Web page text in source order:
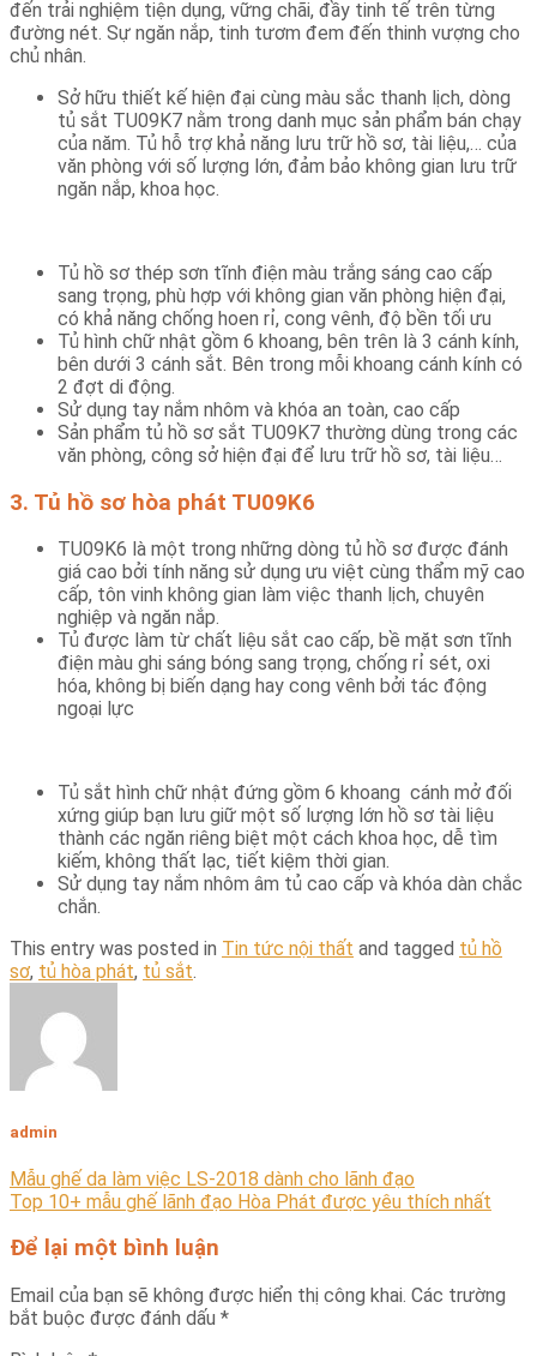
đến trải nghiệm tiện dụng, vững chãi, đầy tinh tế trên từng
đường nét. Sự ngăn nắp, tinh tươm đem đến thinh vượng cho
chủ nhân.
Sở hữu thiết kế hiện đại cùng màu sắc thanh lịch, dòng
tủ sắt TU09K7 nằm trong danh mục sản phẩm bán chạy
của năm. Tủ hỗ trợ khả năng lưu trữ hồ sơ, tài liệu,… của
văn phòng với số lượng lớn, đảm bảo không gian lưu trữ
ngăn nắp, khoa học.
Tủ hồ sơ thép sơn tĩnh điện màu trắng sáng cao cấp
sang trọng, phù hợp với không gian văn phòng hiện đại,
có khả năng chống hoen rỉ, cong vênh, độ bền tối ưu
Tủ hình chữ nhật gồm 6 khoang, bên trên là 3 cánh kính,
bên dưới 3 cánh sắt. Bên trong mỗi khoang cánh kính có
2 đợt di động.
Sử dụng tay nắm nhôm và khóa an toàn, cao cấp
Sản phẩm tủ hồ sơ sắt TU09K7 thường dùng trong các
văn phòng, công sở hiện đại để lưu trữ hồ sơ, tài liệu…
3. Tủ hồ sơ hòa phát TU09K6
TU09K6 là một trong những dòng tủ hồ sơ được đánh
giá cao bởi tính năng sử dụng ưu việt cùng thẩm mỹ cao
cấp, tôn vinh không gian làm việc thanh lịch, chuyên
nghiệp và ngăn nắp.
Tủ được làm từ chất liệu sắt cao cấp, bề mặt sơn tĩnh
điện màu ghi sáng bóng sang trọng, chống rỉ sét, oxi
hóa, không bị biến dạng hay cong vênh bởi tác động
ngoại lực
Tủ sắt hình chữ nhật đứng gồm 6 khoang cánh mở đối
xứng giúp bạn lưu giữ một số lượng lớn hồ sơ tài liệu
thành các ngăn riêng biệt một cách khoa học, dễ tìm
kiếm, không thất lạc, tiết kiệm thời gian.
Sử dụng tay nắm nhôm âm tủ cao cấp và khóa dàn chắc
chắn.
This entry was posted in Tin tức nội thất and tagged tủ hồ
sơ, tủ hòa phát, tủ sắt.
admin
Mẫu ghế da làm việc LS-2018 dành cho lãnh đạo
Top 10+ mẫu ghế lãnh đạo Hòa Phát được yêu thích nhất
Để lại một bình luận
Email của bạn sẽ không được hiển thị công khai. Các trường
bắt buộc được đánh dấu *